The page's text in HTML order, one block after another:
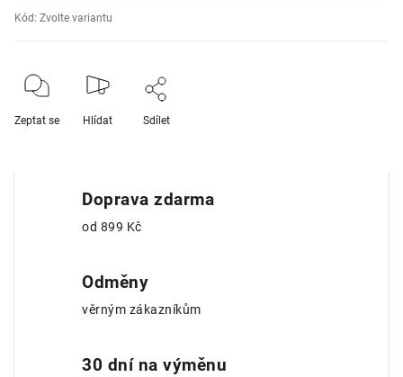
Kód: Zvolte variantu
Zeptat se Hlídat Sdílet
Doprava zdarma
od 899 Kč
Odměny
věrným zákazníkům
30 dní na výměnu